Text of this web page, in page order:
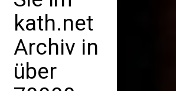
kath.net
Archiv in
über